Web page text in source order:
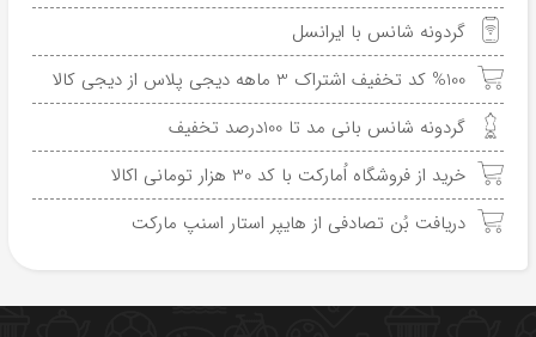
گردونه شانس با ایرانسل
%100 کد تخفیف اشتراک 3 ماهه دیجی پلاس از دیجی کالا
گردونه شانس بانی مد تا 100درصد تخفیف
خرید از فروشگاه اُمارکت با کد 30 هزار تومانی اکالا
دریافت بُن تصادفی از هایپر استار اسنپ مارکت